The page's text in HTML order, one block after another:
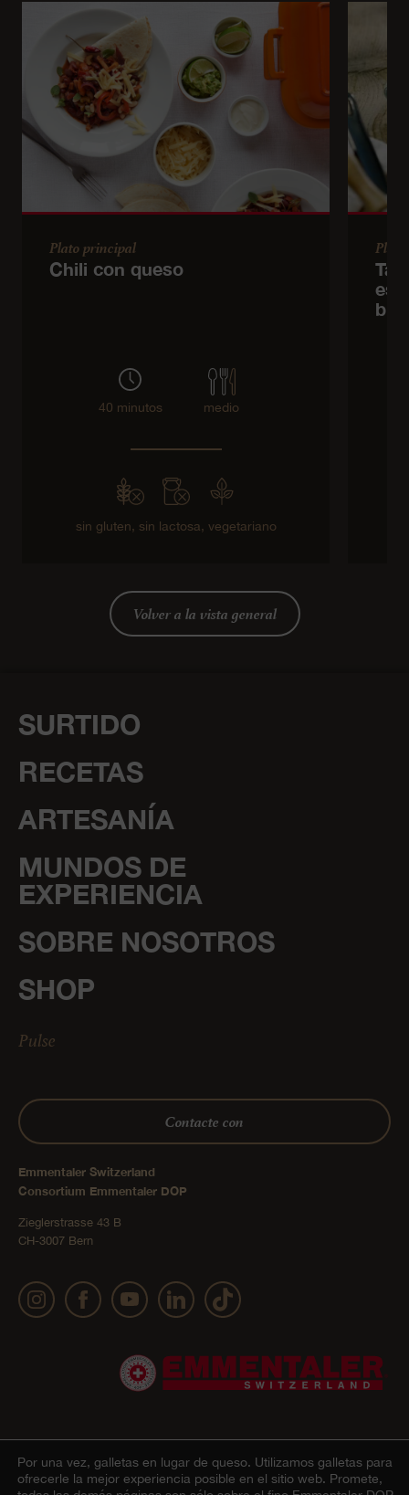
Plato principal
Chili con queso
40 minutos medio
sin gluten, sin lactosa, vegetariano
Volver a la vista general
SURTIDO
RECETAS
ARTESANÍA
MUNDOS DE
EXPERIENCIA
SOBRE NOSOTROS
SHOP
Pulse
Contacte con
Emmentaler Switzerland
Consortium Emmentaler DOP
Zieglerstrasse 43 B
CH-3007 Bern
© 2022 Emmentaler AOP | Impressum
Declaración sobre la protección de datos
Por una vez, galletas en lugar de queso. Utilizamos galletas para
ofrecerle la mejor experiencia posible en el sitio web. Promete,